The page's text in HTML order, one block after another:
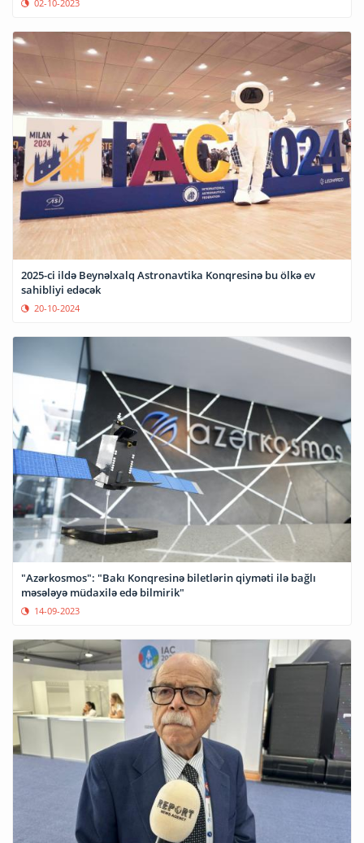
02-10-2023
2025-ci ildə Beynəlxalq Astronavtika Konqresinə bu ölkə ev
sahibliyi edəcək
20-10-2024
"Azərkosmos": "Bakı Konqresinə biletlərin qiyməti ilə bağlı
məsələyə müdaxilə edə bilmirik"
14-09-2023